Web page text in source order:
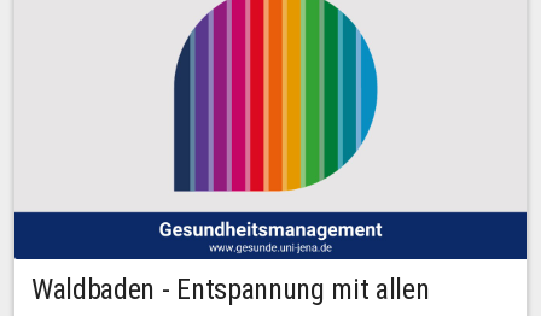
Waldbaden - Entspannung mit allen